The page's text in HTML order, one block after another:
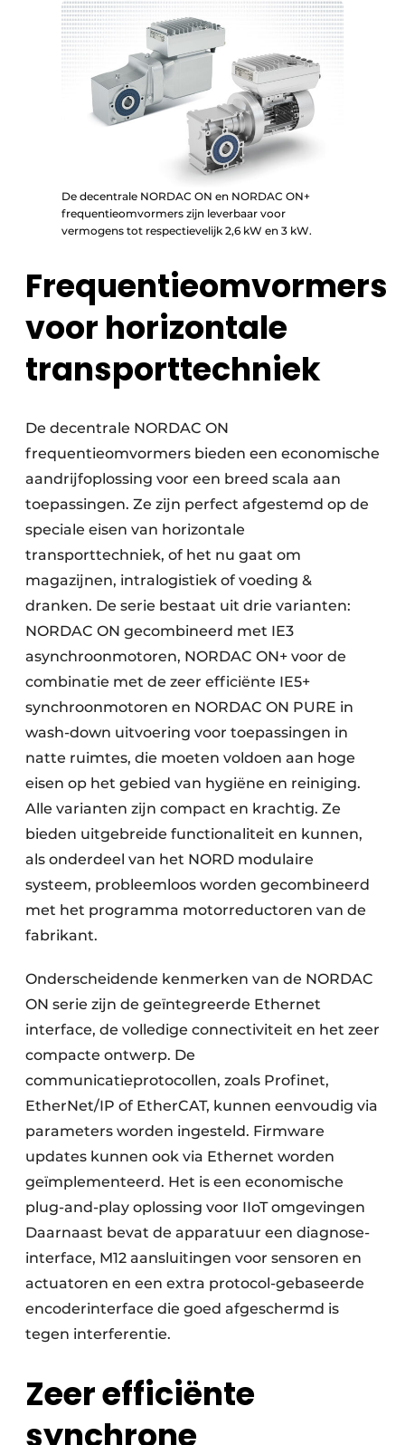
De decentrale NORDAC ON en NORDAC ON+
frequentieomvormers zijn leverbaar voor
vermogens tot respectievelijk 2,6 kW en 3 kW.
Frequentieomvormers
voor horizontale
transporttechniek
De decentrale NORDAC ON
frequentieomvormers bieden een economische
aandrijfoplossing voor een breed scala aan
toepassingen. Ze zijn perfect afgestemd op de
speciale eisen van horizontale
transporttechniek, of het nu gaat om
magazijnen, intralogistiek of voeding &
dranken. De serie bestaat uit drie varianten:
NORDAC ON gecombineerd met IE3
asynchroonmotoren, NORDAC ON+ voor de
combinatie met de zeer efficiënte IE5+
synchroonmotoren en NORDAC ON PURE in
wash-down uitvoering voor toepassingen in
natte ruimtes, die moeten voldoen aan hoge
eisen op het gebied van hygiëne en reiniging.
Alle varianten zijn compact en krachtig. Ze
bieden uitgebreide functionaliteit en kunnen,
als onderdeel van het NORD modulaire
systeem, probleemloos worden gecombineerd
met het programma motorreductoren van de
fabrikant.
Onderscheidende kenmerken van de NORDAC
ON serie zijn de geïntegreerde Ethernet
interface, de volledige connectiviteit en het zeer
compacte ontwerp. De
communicatieprotocollen, zoals Profinet,
EtherNet/IP of EtherCAT, kunnen eenvoudig via
parameters worden ingesteld. Firmware
updates kunnen ook via Ethernet worden
geïmplementeerd. Het is een economische
plug-and-play oplossing voor IIoT omgevingen
Daarnaast bevat de apparatuur een diagnose-
interface, M12 aansluitingen voor sensoren en
actuatoren en een extra protocol-gebaseerde
encoderinterface die goed afgeschermd is
tegen interferentie.
Zeer efficiënte
synchrone